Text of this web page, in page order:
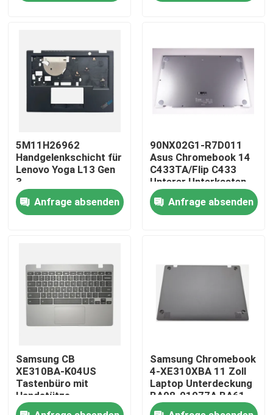
Nach Hause
Kontakte
Produkte
Videos
Dell-LCD-Bildschirm-Ersatz
Acer-LCD-Bildschirm-Ersatz
Macbook-LCD-Bildschirm-Ersatz
5M11H26962
Handgelenkschicht für
Lenovo Yoga L13 Gen
3
Anfrage absenden
90NX02G1-R7D011
Asus Chromebook 14
C433TA/Flip C433
Unterer Unterkasten
Silber
Anfrage absenden
Samsung CB
XE310BA-K04US
Tastenbüro mit
Handstütze
Dunkelgrau BA98-
Samsung Chromebook
4-XE310XBA 11 Zoll
Laptop Unterdeckung
BA98-01977A BA61-
03990A